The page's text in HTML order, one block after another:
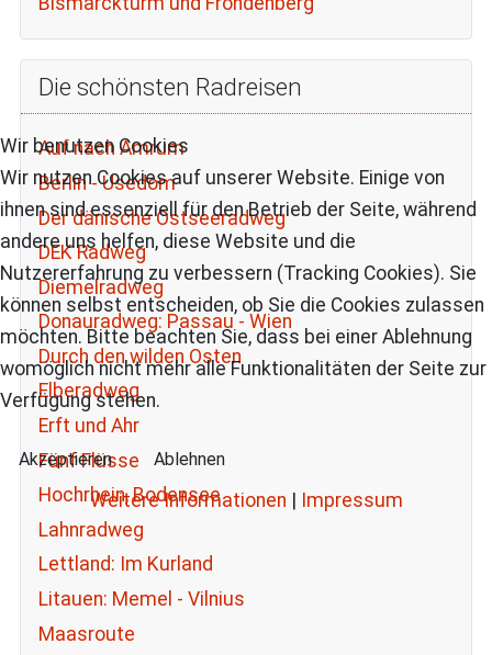
Die schönsten Radreisen
Auf nach Amrum
Berlin - Usedom
Der dänische Ostseeradweg
DEK Radweg
Diemelradweg
Donauradweg: Passau - Wien
Durch den wilden Osten
Elberadweg
Erft und Ahr
Fünf Flüsse
Hochrhein, Bodensee
Lahnradweg
Lettland: Im Kurland
Litauen: Memel - Vilnius
Maasroute
Wir benutzen Cookies
Wir nutzen Cookies auf unserer Website. Einige von
ihnen sind essenziell für den Betrieb der Seite, während
andere uns helfen, diese Website und die
Nutzererfahrung zu verbessern (Tracking Cookies). Sie
können selbst entscheiden, ob Sie die Cookies zulassen
möchten. Bitte beachten Sie, dass bei einer Ablehnung
womöglich nicht mehr alle Funktionalitäten der Seite zur
Verfügung stehen.
Akzeptieren Ablehnen
Weitere Informationen | Impressum